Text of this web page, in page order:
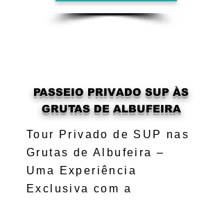
PASSEIO PRIVADO SUP ÀS
GRUTAS DE ALBUFEIRA
Tour Privado de SUP nas
Grutas de Albufeira –
Uma Experiência
Exclusiva com a